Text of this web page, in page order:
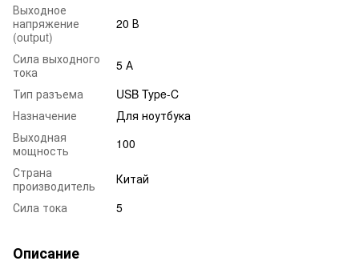
Выходное
напряжение
(output)
20 В
Сила выходного
тока
5 А
Тип разъема
USB Type-C
Назначение
Для ноутбука
Выходная
мощность
100
Страна
производитель
Китай
Сила тока
5
Описание